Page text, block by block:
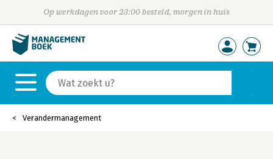
Op werkdagen voor 23:00 besteld, morgen in huis
Verandermanagement